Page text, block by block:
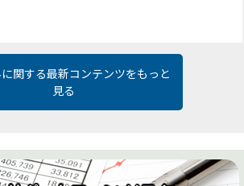
関する最新コンテンツをもっと
見る